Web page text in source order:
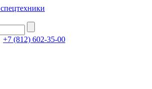
+7 (812) 602-35-00